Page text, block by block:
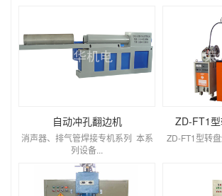
自动冲孔翻边机
消声器、排气管焊接专机系列 本系
列设备...
ZD-FT1
ZD-FT1型转